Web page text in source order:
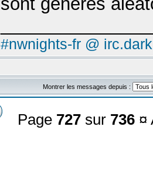
#nwnights-fr @
Montrer les messages depuis :
Page 727 sur 736 ¤